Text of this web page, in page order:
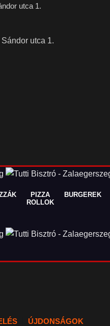
utca 1.
utca 1.
PIZZA
ROLLOK
BURGEREK
ÚJDONSÁGOK